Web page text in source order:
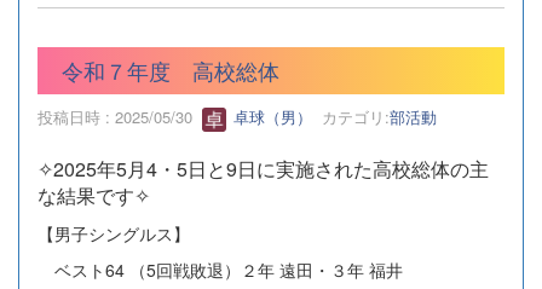
令和７年度 高校総体
投稿日時 : 2025/05/30 卓球（男） カテゴリ:部活動
✧2025年5月4・5日と9日に実施された高校総体の主
な結果です✧
【男子シングルス】
ベスト64 （5回戦敗退）２年 遠田・３年 福井